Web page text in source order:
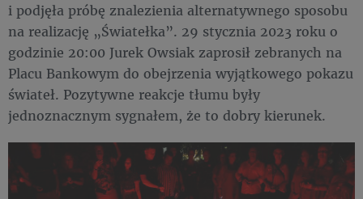
i podjęła próbę znalezienia alternatywnego sposobu
na realizację „Światełka”. 29 stycznia 2023 roku o
godzinie 20:00 Jurek Owsiak zaprosił zebranych na
Placu Bankowym do obejrzenia wyjątkowego pokazu
świateł. Pozytywne reakcje tłumu były
jednoznacznym sygnałem, że to dobry kierunek.